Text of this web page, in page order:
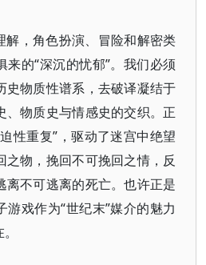
解，角色扮演、冒险和解密类
的“深沉的忧郁”。我们必须
史物质性谱系，去破译凝结于
、物质史与情感史的交织。正
性重复”，驱动了迷宫中绝望
物，挽回不可挽回之情，反
离不可逃离的死亡。也许正是
戏作为“世纪末”媒介的魅力